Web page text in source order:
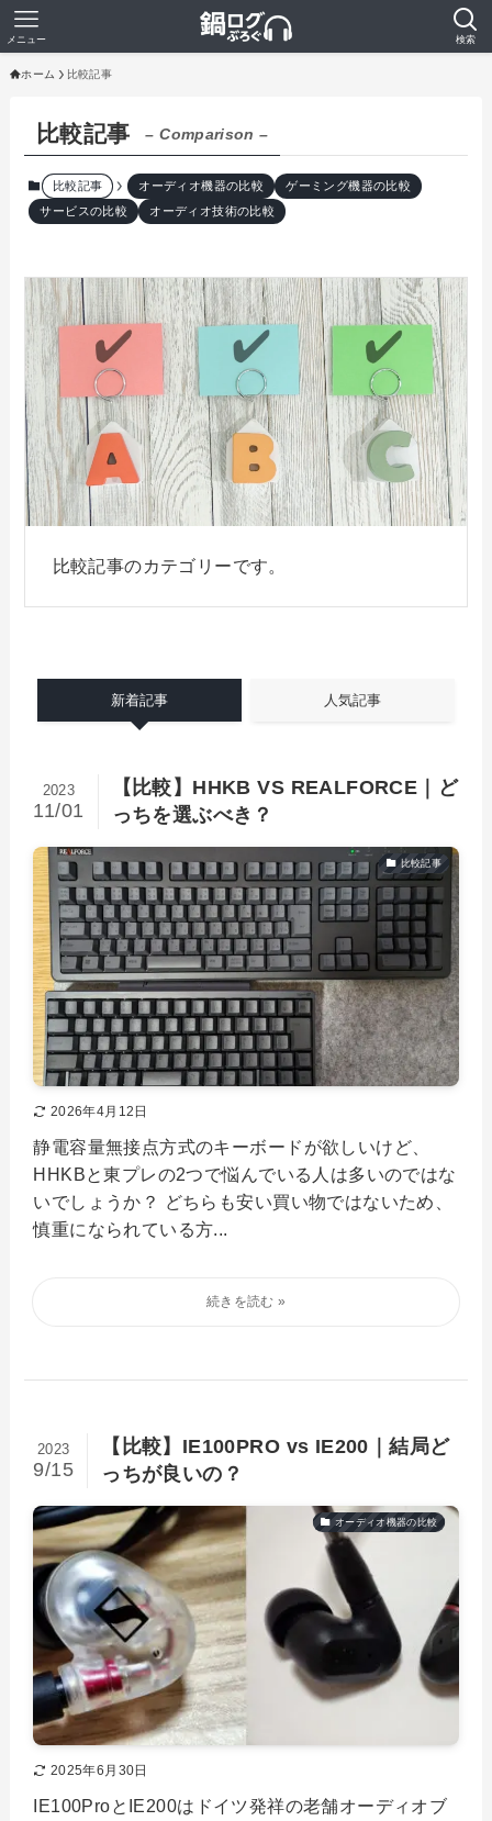
検索
メニュー
ホーム 比較記事
比較記事 – Comparison –
比較記事 オーディオ機器の比較
ゲーミング機器の比較
サービスの比較
オーディオ技術の比較
比較記事のカテゴリーです。
新着記事 人気記事
【比較】HHKB VS REALFORCE｜ど
っちを選ぶべき？
2023
11/01
比較記事
2026年4月12日
静電容量無接点方式のキーボードが欲しいけど、
HHKBと東プレの2つで悩んでいる人は多いのではな
いでしょうか？ どちらも安い買い物ではないため、
慎重になられている方...
【比較】IE100PRO vs IE200｜結局ど
っちが良いの？
2023
9/15
オーディオ機器の比較
2025年6月30日
IE100ProとIE200はドイツ発祥の老舗オーディオブ